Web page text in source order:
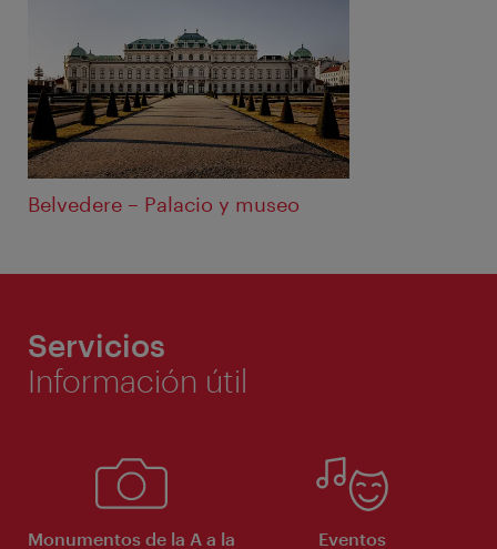
Belvedere – Palacio y museo
Servicios
Información útil
Monumentos de la A a la
Eventos